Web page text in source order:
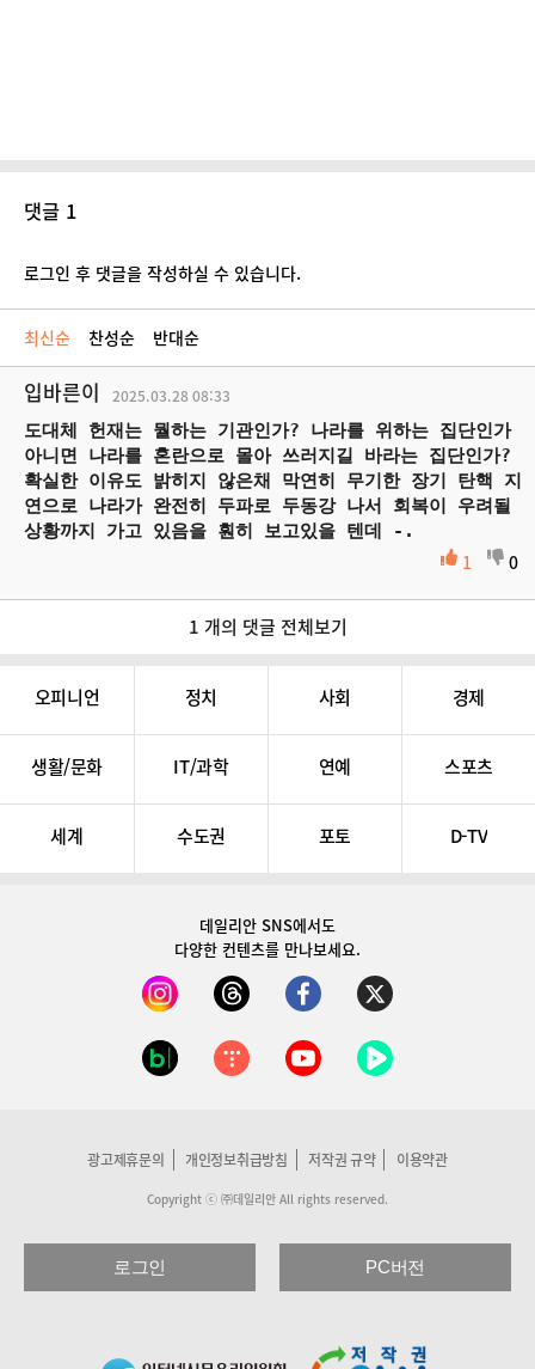
댓글 1
로그인 후 댓글을 작성하실 수 있습니다.
최신순 찬성순 반대순
입바른이 2025.03.28 08:33
도대체 헌재는 뭘하는 기관인가? 나라를 위하는 집단인가
아니면 나라를 혼란으로 몰아 쓰러지길 바라는 집단인가?
확실한 이유도 밝히지 않은채 막연히 무기한 장기 탄핵 지
연으로 나라가 완전히 두파로 두동강 나서 회복이 우려될
상황까지 가고 있음을 훤히 보고있을 텐데 -.
1 0
1 개의 댓글 전체보기
오피니언 정치 사회 경제
생활/문화 IT/과학 연예 스포츠
세계 수도권 포토 D-TV
데일리안 SNS에서도
다양한 컨텐츠를 만나보세요.
광고제휴문의 개인정보취급방침 저작권 규약 이용약관
Copyright ⓒ ㈜데일리안 All rights reserved.
로그인 PC버전